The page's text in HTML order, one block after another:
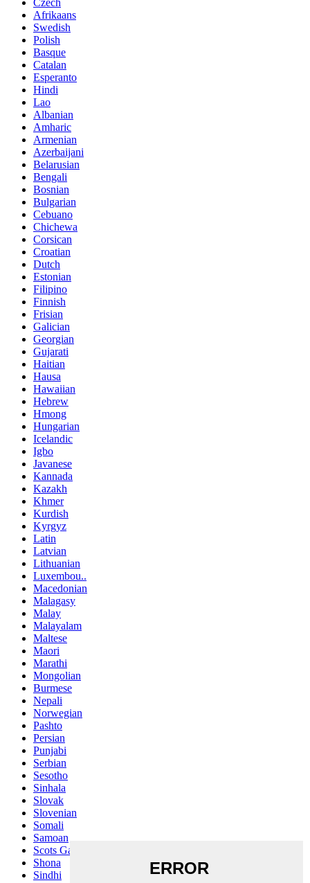
Czech
Afrikaans
Swedish
Polish
Basque
Catalan
Esperanto
Hindi
Lao
Albanian
Amharic
Armenian
Azerbaijani
Belarusian
Bengali
Bosnian
Bulgarian
Cebuano
Chichewa
Corsican
Croatian
Dutch
Estonian
Filipino
Finnish
Frisian
Galician
Georgian
Gujarati
Haitian
Hausa
Hawaiian
Hebrew
Hmong
Hungarian
Icelandic
Igbo
Javanese
Kannada
Kazakh
Khmer
Kurdish
Kyrgyz
Latin
Latvian
Lithuanian
Luxembou..
Macedonian
Malagasy
Malay
Malayalam
Maltese
Maori
Marathi
Mongolian
Burmese
Nepali
Norwegian
Pashto
Persian
Punjabi
Serbian
Sesotho
Sinhala
Slovak
Slovenian
Somali
Samoan
Scots Gaelic
Shona
Sindhi